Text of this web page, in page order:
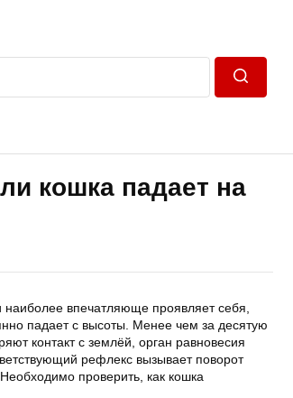
кошка падает на
впечатляюще проявляет себя,
падает с высоты. Менее чем за десятую
контакт с землёй, орган равновесия
рефлекс вызывает поворот
проверить, как кошка